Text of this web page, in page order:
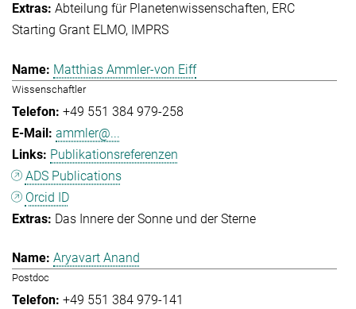
Abteilung für Planetenwissenschaften ERC
Starting Grant ELMO
IMPRS
Matthias Ammler-von Eiff
Wissenschaftler
+49 551 384 979-258
ammler@...
Publikationsreferenzen
ADS Publications
Orcid ID
Das Innere der Sonne und der Sterne
Aryavart Anand
Postdoc
+49 551 384 979-141